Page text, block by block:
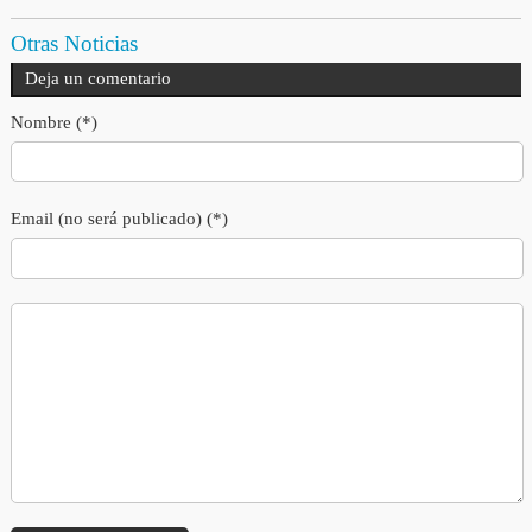
Otras Noticias
Deja un comentario
Nombre (*)
Email (no será publicado) (*)